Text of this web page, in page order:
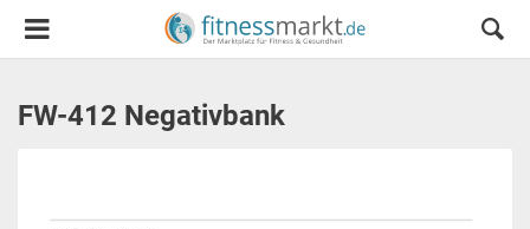
FW-412 Negativbank